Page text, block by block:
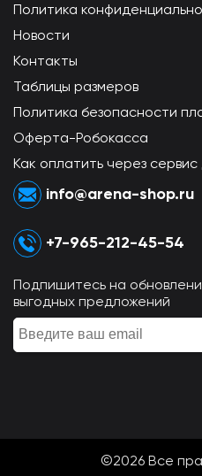
Политика
Новости
Контакты
Таблицы размеров
Политика безопасности
Оферта-Робокасса
Как оплатить через
info@arena-shop.ru
+7-965-212-45-54
Подпишитесь на
выгодных предложений
©2026 Всe